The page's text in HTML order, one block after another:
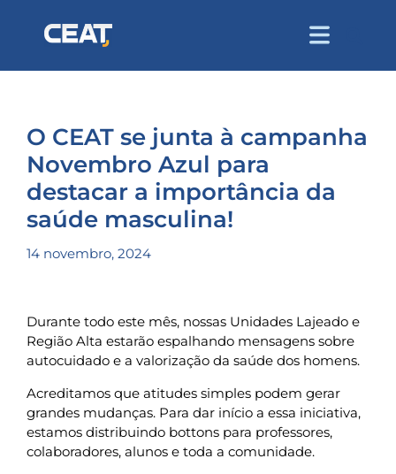
O CEAT se junta à campanha
Novembro Azul para
destacar a importância da
saúde masculina!
14 novembro, 2024
Durante todo este mês, nossas Unidades Lajeado e
Região Alta estarão espalhando mensagens sobre
autocuidado e a valorização da saúde dos homens.
Acreditamos que atitudes simples podem gerar
grandes mudanças. Para dar início a essa iniciativa,
estamos distribuindo bottons para professores,
colaboradores, alunos e toda a comunidade.